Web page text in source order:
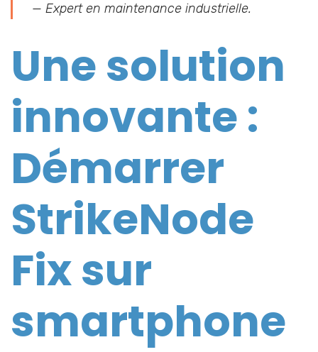
— Expert en maintenance industrielle.
Une solution
innovante :
Démarrer
StrikeNode
Fix sur
smartphone